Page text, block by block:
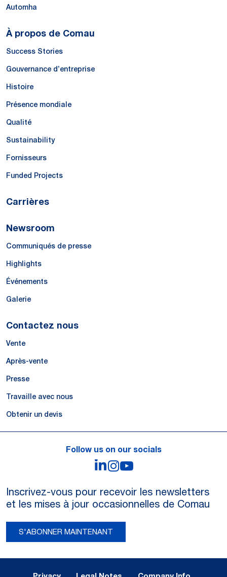
Automha
À propos de Comau
Success Stories
Gouvernance d’entreprise
Histoire
Présence mondiale
Qualité
Sustainability
Fornisseurs
Funded Projects
Carrières
Newsroom
Communiqués de presse
Highlights
Événements
Galerie
Contactez nous
Vente
Après-vente
Presse
Travaille avec nous
Obtenir un devis
Follow us on our socials
LinkedIn
Instagram
Inscrivez-vous pour recevoir les newsletters
et les mises à jour occasionnelles de Comau
S'ABONNER MAINTENANT